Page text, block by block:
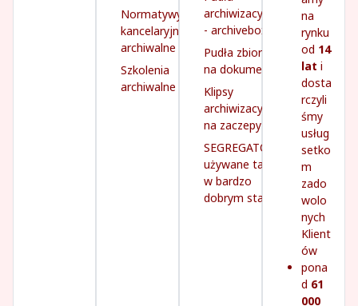
Normatywy
kancelaryjno-
archiwalne
Szkolenia
archiwalne
archiwizacyjne
- archivebox
Pudła zbiorcze
na dokumenty
Klipsy
archiwizacyjne
na zaczepy
SEGREGATORY
używane tanio,
w bardzo
dobrym stanie
na
rynku
od 14
lat i
dosta
rczyli
śmy
usług
setko
m
zado
wolo
nych
Klient
ów
pona
d 61
000